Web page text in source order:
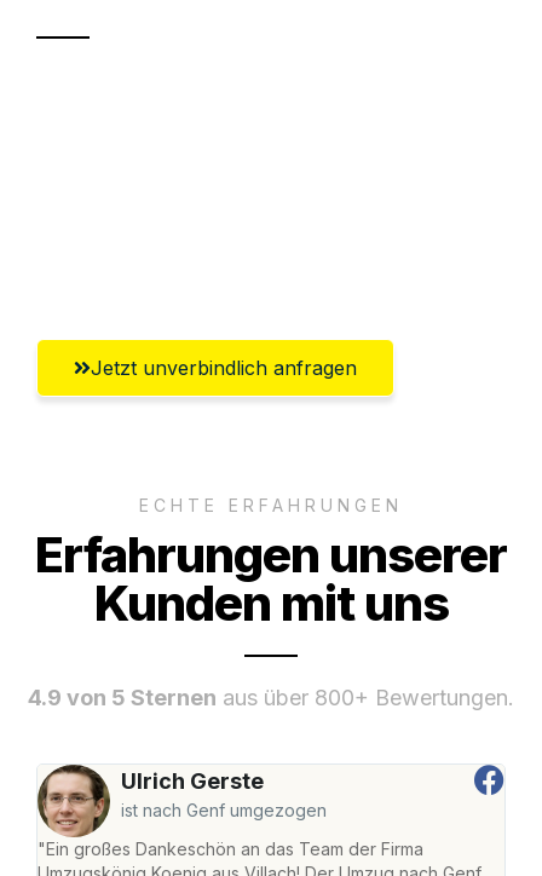
Jetzt unverbindlich anfragen
ECHTE ERFAHRUNGEN
Erfahrungen unserer
Kunden mit uns
4.9 von 5 Sternen aus über 800+ Bewertungen.
Ulrich Gerste
ist nach Genf umgezogen
"Ein großes Dankeschön an das Team der Firma